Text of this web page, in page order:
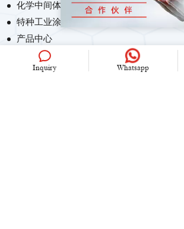
化学中间体
特种工业涂料
产品中心
联系我们
Inquiry Whatsapp